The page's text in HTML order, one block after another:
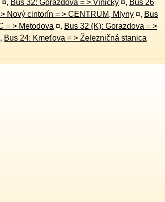
¤, Bus 32: Gorazdova = > Viničky ¤, Bus 26
(T): SEC = > Nový cintorín = > CENTRUM, Mlyny ¤, Bus
26 (C): SEC = > Metodova ¤, Bus 32 (K): Gorazdova = >
, Bus 24: Kmeťova = > Železničná stanica